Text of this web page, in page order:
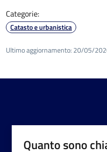
Categorie:
Catasto e urbanistica
Ultimo aggiornamento: 20/05/
Quanto sono